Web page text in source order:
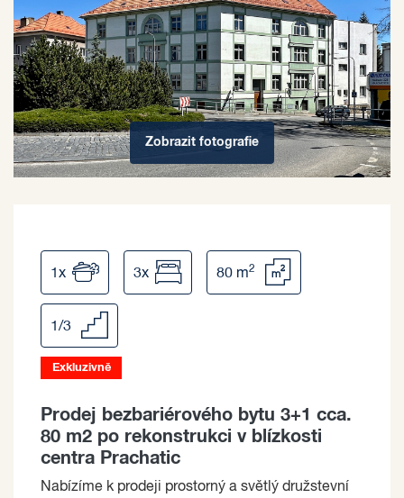
Zobrazit fotografie
1x 3x 80 m2
1/3
Exkluzivně
Prodej bezbariérového bytu 3+1 cca.
80 m2 po rekonstrukci v blízkosti
centra Prachatic
Nabízíme k prodeji prostorný a světlý družstevní